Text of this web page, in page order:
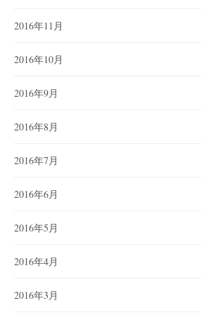
2016年11月
2016年10月
2016年9月
2016年8月
2016年7月
2016年6月
2016年5月
2016年4月
2016年3月